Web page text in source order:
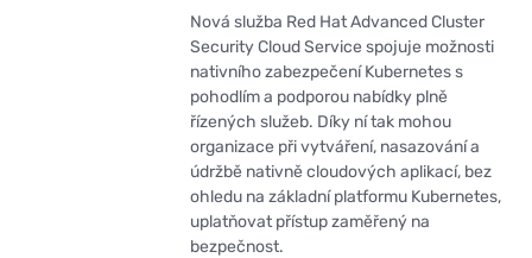
Nová služba Red Hat Advanced Cluster
Security Cloud Service spojuje možnosti
nativního zabezpečení Kubernetes s
pohodlím a podporou nabídky plně
řízených služeb. Díky ní tak mohou
organizace při vytváření, nasazování a
údržbě nativně cloudových aplikací, bez
ohledu na základní platformu Kubernetes,
uplatňovat přístup zaměřený na
bezpečnost.